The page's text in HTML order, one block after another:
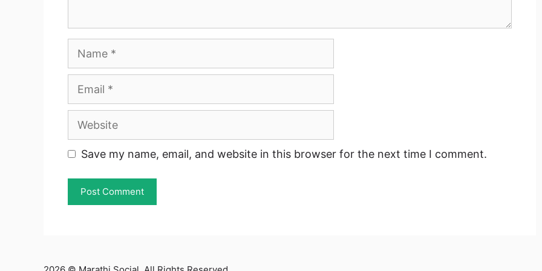
Website
Save my name, email, and website in this browser for the next time I comment.